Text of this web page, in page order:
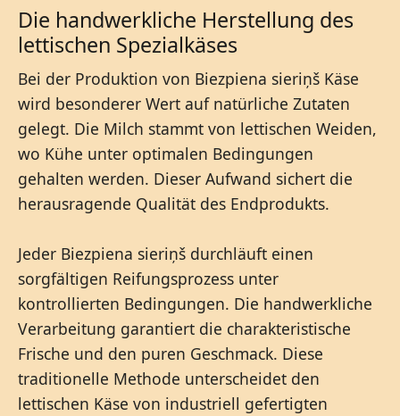
Die handwerkliche Herstellung des
lettischen Spezialkäses
Bei der Produktion von Biezpiena sieriņš Käse
wird besonderer Wert auf natürliche Zutaten
gelegt. Die Milch stammt von lettischen Weiden,
wo Kühe unter optimalen Bedingungen
gehalten werden. Dieser Aufwand sichert die
herausragende Qualität des Endprodukts.
Jeder Biezpiena sieriņš durchläuft einen
sorgfältigen Reifungsprozess unter
kontrollierten Bedingungen. Die handwerkliche
Verarbeitung garantiert die charakteristische
Frische und den puren Geschmack. Diese
traditionelle Methode unterscheidet den
lettischen Käse von industriell gefertigten